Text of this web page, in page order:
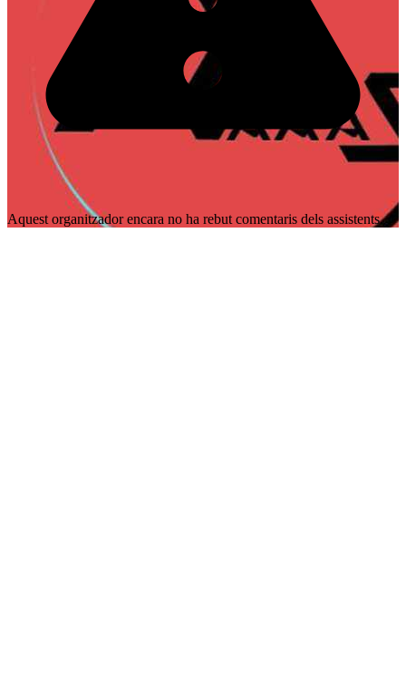
Aquest organitzador encara no ha rebut comentaris dels assistents.